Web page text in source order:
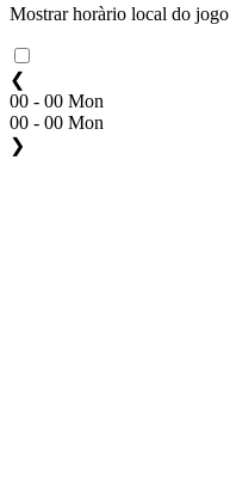
Mostrar horàrio local do jogo
❮
00 - 00 Mon
00 - 00 Mon
❯